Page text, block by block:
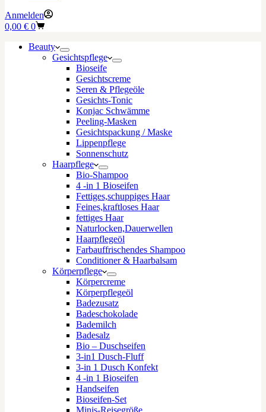
Anmelden
Warenkorb
0,00 € 0
Beauty
Gesichtspflege
Bioseife
Gesichtscreme
Seren & Pflegeöle
Gesichts-Tonic
Konjac Schwämme
Peeling-Masken
Gesichtspackung / Maske
Lippenpflege
Sonnenschutz
Haarpflege
Bio-Shampoo
4 -in 1 Bioseifen
Fettiges,schuppiges Haar
Feines,kraftloses Haar
fettiges Haar
Naturlocken,Dauerwellen
Haarpflegeöl
Farbauffrischendes Shampoo
Conditioner & Haarbalsam
Körperpflege
Körpercreme
Körperpflegeöl
Badezusatz
Badeschokolade
Bademilch
Badesalz
Bio – Duschseifen
3-in1 Dusch-Fluff
3-in 1 Dusch Konfekt
4 -in 1 Bioseifen
Handseifen
Bioseifen-Set
Minis-Reisegröße